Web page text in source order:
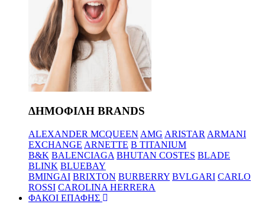
ΔΗΜΟΦΙΛΗ BRANDS
ALEXANDER MCQUEEN AMG ARISTAR ARMANI
EXCHANGE ARNETTE B TITANIUM
B&K BALENCIAGA BHUTAN COSTES BLADE
BLINK BLUEBAY
BMINGAI BRIXTON BURBERRY BVLGARI CARLO
ROSSI CAROLINA HERRERA
ΦΑΚΟΙ ΕΠΑΦΗΣ